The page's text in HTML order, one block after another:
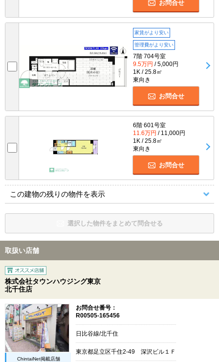
お問合せ
家賃がより安い
管理費がより安い
7階 704号室
9.5万円 / 5,000円
1K / 25.8㎡
東向き
お問合せ
6階 601号室
11.6万円 / 11,000円
1K / 25.8㎡
東向き
お問合せ
この建物の残りの物件を表示
選択した物件をまとめて問合せる
取扱い店舗
株式会社タウンハウジング東京
北千住店
ChintaiNet掲載店舗
お問合せ番号：
R00505-165456
日比谷線/北千住
東京都足立区千住2-49 深沢ビル１Ｆ